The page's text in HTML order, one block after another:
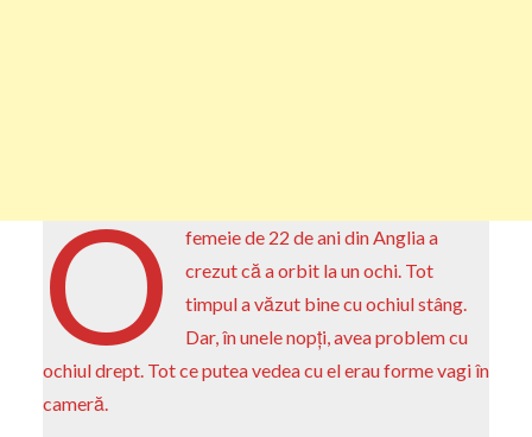
O
femeie de 22 de ani din Anglia a
crezut că a orbit la un ochi. Tot
timpul a văzut bine cu ochiul stâng.
Dar, în unele nopți, avea problem cu
ochiul drept. Tot ce putea vedea cu el erau forme vagi în
cameră.